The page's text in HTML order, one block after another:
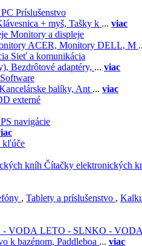
PC Príslušenstvo
+ myš, Tašky k ... viac
Monitory a displeje
ACER, Monitory DELL, M
Sieť a komunikácia
Bezdrôtové adaptéry, ... viac
balíky, Ant ... viac
externé
navigácie
kľúče
Čítačky elektronických
, Tablety a príslušenstvo ,
LETO - SLNKO - VODA
k bazénom, Paddleboa ... viac